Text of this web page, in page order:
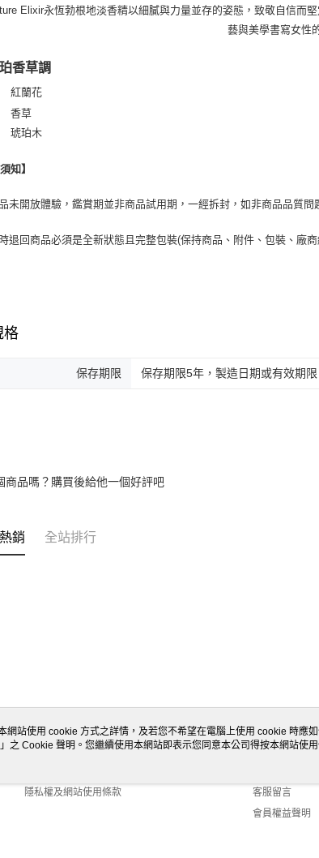
Elixir永恆勃根地淡香精以細膩與力量並存的姿態，致敬自信而
藝與美學書寫女性
香草調
│紅蘭花
香草
琥珀木
知】
未開放體驗，鑑賞期並非商品試用期，一經拆封，如非商品品質問
退回商品必須是全新狀態且完整包裝(保持商品、附件、包裝、廠
格
保存期限 保存期限5年，製造日期或有效期
商品嗎？購買後給他一個好評吧
銷 全站排行
關於我們
隱私權及網站使用條款
客服資訊
客服留言
會員權益聲明
網站使用 cookie 方式之詳情，及若您不希望在電腦上使用 cookie 時應
」之 Cookie 聲明。您繼續使用本網站即表示您同意本公司得按本網站使